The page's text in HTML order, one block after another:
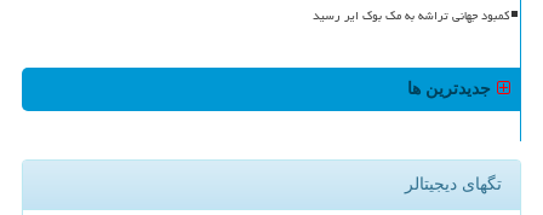
کمبود جهانی تراشه به مک بوک ایر رسید
جدیدترین ها
تگهای دیجیتالر